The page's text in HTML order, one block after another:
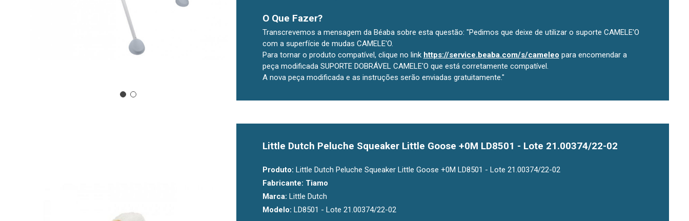
O Que Fazer?
Transcrevemos a mensagem da Béaba sobre esta questão: "Pedimos que deixe de utilizar o suporte CAMELE'O
com a superfície de mudas CAMELE'O.
Para tornar o produto compatível, clique no link https://service.beaba.com/s/cameleo para encomendar a
peça modificada SUPORTE DOBRÁVEL CAMELE'O que está corretamente compatível.
A nova peça modificada e as instruções serão enviadas gratuitamente."
Little Dutch Peluche Squeaker Little Goose +0M LD8501 - Lote 21.00374/22-02
Produto: Little Dutch Peluche Squeaker Little Goose +0M LD8501 - Lote 21.00374/22-02
Fabricante: Tiamo
Marca: Little Dutch
Modelo: LD8501 - Lote 21.00374/22-02